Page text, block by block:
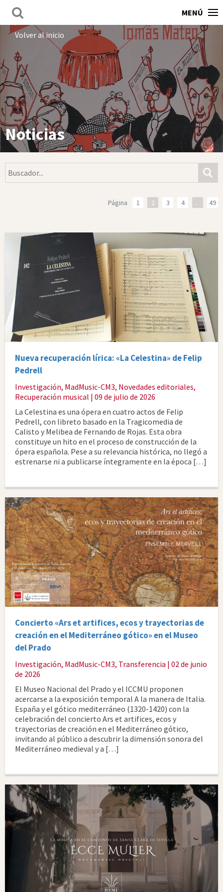
MENÚ
Volver al inicio
Noticias
Página 1 2 3 4 … 49
Nueva recuperación lírica: «La Celestina» de Felip
Pedrell
Investigación, MadMusic-CM3, Novedades editoriales,
Recuperación musical | 09 de julio de 2026
La Celestina es una ópera en cuatro actos de Felip
Pedrell, con libreto basado en la Tragicomedia de
Calisto y Melibea de Fernando de Rojas. Esta obra
constituye un hito en el proceso de construcción de la
ópera española. Pese a su relevancia histórica, no llegó a
estrenarse ni a publicarse íntegramente en la época […]
Concierto «Ars et artifices, ecos y trayectorias de
creación en el Mediterráneo gótico» en el Museo
del Prado
Investigación, MadMusic-CM3, Transferencia | 02 de junio
de 2026
El Museo Nacional del Prado y el ICCMU proponen
acercarse a la exposición temporal A la manera de Italia.
España y el gótico mediterráneo (1320-1420) con la
celebración del concierto Ars et artifices, ecos y
trayectorias de creación en el Mediterráneo gótico,
invitando al público a descubrir la dimensión sonora del
Mediterráneo medieval y a […]